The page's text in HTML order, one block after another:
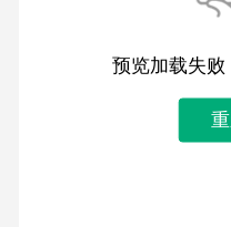
预览加载失败